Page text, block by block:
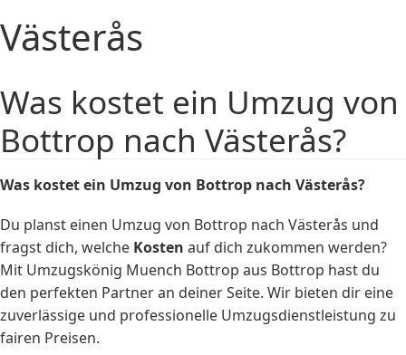
Västerås
Was kostet ein Umzug von
Bottrop nach Västerås?
Was kostet ein Umzug von Bottrop nach Västerås?
Du planst einen Umzug von Bottrop nach Västerås und
fragst dich, welche Kosten auf dich zukommen werden?
Mit Umzugskönig Muench Bottrop aus Bottrop hast du
den perfekten Partner an deiner Seite. Wir bieten dir eine
zuverlässige und professionelle Umzugsdienstleistung zu
fairen Preisen.